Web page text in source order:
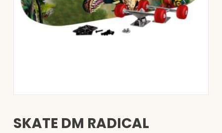
SKATE DM RADICAL